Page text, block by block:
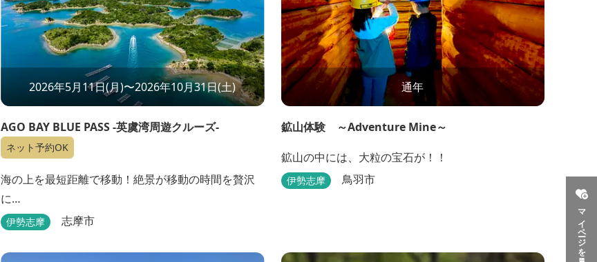
マイページを見る
2026年5月11日(月)〜2026年10月31日(土)
AGO BAY BLUE PASS -英虞湾周遊クルーズ-
ネット予約OK
海の上を最短距離で移動！絶景が移動の時間を贅沢
に…
伊勢志摩 志摩市
通年
鉱山体験 ～Adventure Mine～
鉱山の中には、大粒の宝石が！！
伊勢志摩 鳥羽市